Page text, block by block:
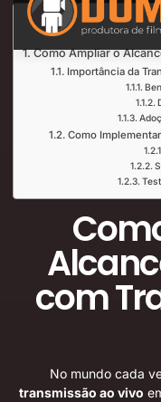
Índice
Como Ampliar o
Importância da
Como
com
No mundo cada
transmissão ao vivo